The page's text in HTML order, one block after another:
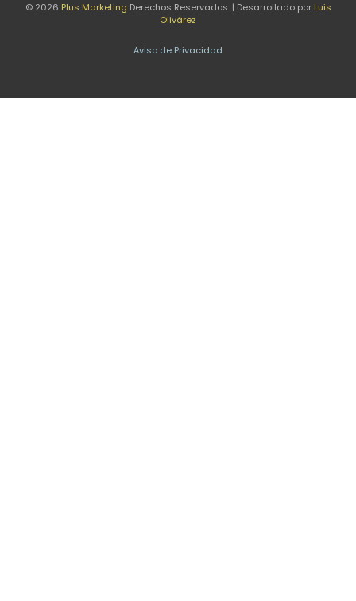
© 2026 Plus Marketing Derechos Reservados. | Desarrollado por Luis
Olivárez
Aviso de Privacidad